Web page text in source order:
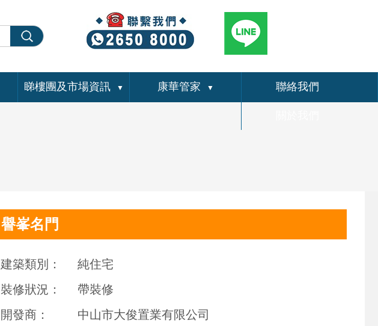
睇樓團及市場資訊 ▼ 康華管家 ▼ 聯絡我們
譽峯名門
建築類別：
純住宅
裝修狀況：
帶裝修
開發商：
中山市大俊置業有限公司